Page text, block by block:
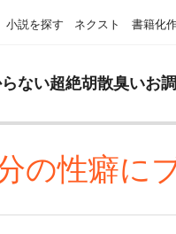
小説を探す ネクスト 書籍化
ない超絶胡散臭いお
の性癖に